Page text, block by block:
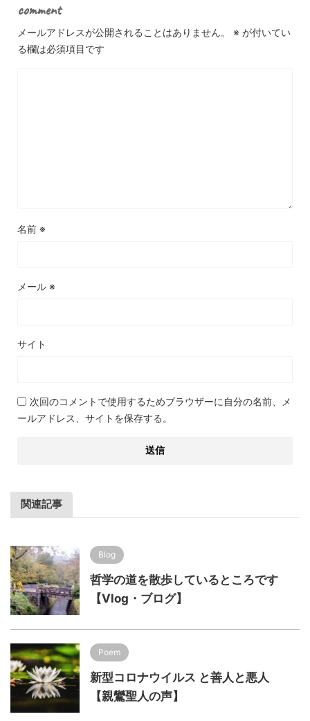
comment
メールアドレスが公開されることはありません。 ※ が付いてい
る欄は必須項目です
名前 ※
メール ※
サイト
次回のコメントで使用するためブラウザーに自分の名前、メ
ールアドレス、サイトを保存する。
関連記事
Blog
哲学の道を散歩しているところです
【Vlog・ブログ】
Poem
新型コロナウイルス と善人と悪人
【親鸞聖人の声】